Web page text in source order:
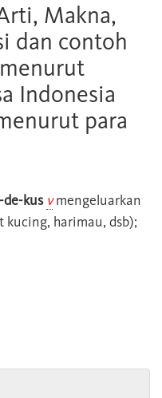
Makna,
dan contoh
Indonesia
para
de-kus vmengeluarkan
kucing, harimau, dsb);